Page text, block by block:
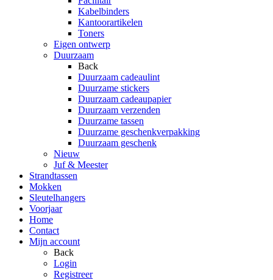
Kabelbinders
Kantoorartikelen
Toners
Eigen ontwerp
Duurzaam
Back
Duurzaam cadeaulint
Duurzame stickers
Duurzaam cadeaupapier
Duurzaam verzenden
Duurzame tassen
Duurzame geschenkverpakking
Duurzaam geschenk
Nieuw
Juf & Meester
Strandtassen
Mokken
Sleutelhangers
Voorjaar
Home
Contact
Mijn account
Back
Login
Registreer